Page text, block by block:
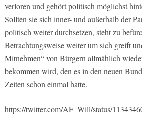
verloren und gehört politisch möglichst
Sollten sie sich inner- und außerhalb der
politisch weiter durchsetzen, steht zu
Betrachtungsweise weiter um sich greift
Mitnehmen“ von Bürgern allmählich
bekommen wird, den es in den neuen
Zeiten schon einmal hatte.
https://twitter.com/AF_Will/status/